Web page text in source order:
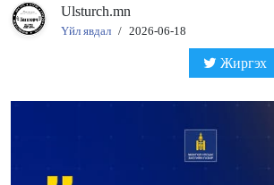
Ulsturch.mn
Үйл явдал / 2026-06-18
Жиргэх